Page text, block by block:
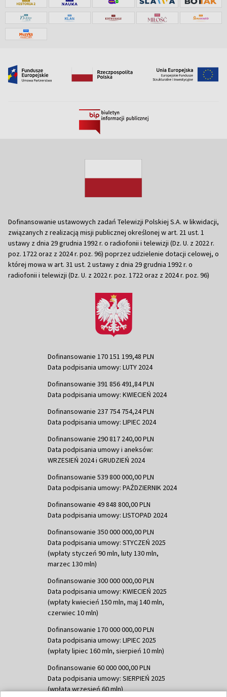
Dofinansowanie ustawowych zadań Telewizji Polskiej S.A. w likwidacji,
związanych z realizacją misji publicznej określonej w art. 21 ust. 1
ustawy z dnia 29 grudnia 1992 r. o radiofonii i telewizji (Dz. U. z 2022 r.
poz. 1722 oraz z 2024 r. poz. 96) poprzez udzielenie dotacji celowej, o
której mowa w art. 31 ust. 2 ustawy z dnia 29 grudnia 1992 r. o
radiofonii i telewizji (Dz. U. z 2022 r. poz. 1722 oraz z 2024 r. poz. 96)
Dofinansowanie 170 151 199,48 PLN
Data podpisania umowy: LUTY 2024
Dofinansowanie 391 856 491,84 PLN
Data podpisania umowy: KWIECIEŃ 2024
Dofinansowanie 237 754 754,24 PLN
Data podpisania umowy: LIPIEC 2024
Dofinansowanie 290 817 240,00 PLN
Data podpisania umowy i aneksów:
WRZESIEŃ 2024 i GRUDZIEŃ 2024
Dofinansowanie 539 800 000,00 PLN
Data podpisania umowy: PAŹDZIERNIK 2024
Dofinansowanie 49 848 800,00 PLN
Data podpisania umowy: LISTOPAD 2024
Dofinansowanie 350 000 000,00 PLN
Data podpisania umowy: STYCZEŃ 2025
(wpłaty styczeń 90 mln, luty 130 mln,
marzec 130 mln)
Dofinansowanie 300 000 000,00 PLN
Data podpisania umowy: KWIECIEŃ 2025
(wpłaty kwiecień 150 mln, maj 140 mln,
czerwiec 10 mln)
Dofinansowanie 170 000 000,00 PLN
Data podpisania umowy: LIPIEC 2025
(wpłaty lipiec 160 mln, sierpień 10 mln)
Dofinansowanie 60 000 000,00 PLN
Data podpisania umowy: SIERPIEŃ 2025
(wpłata wrzesień 60 mln)